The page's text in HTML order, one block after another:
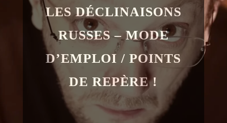
LES DÉCLINAISONS
RUSSES – MODE
D’EMPLOI / POINTS
DE REPÈRE !